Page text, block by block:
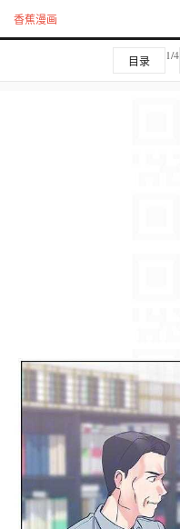
香蕉漫画
目录 1/4